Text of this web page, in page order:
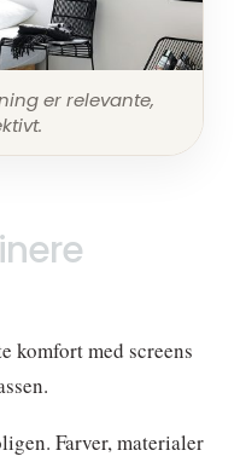
er relevante,
komfort med screens
Farver, materialer